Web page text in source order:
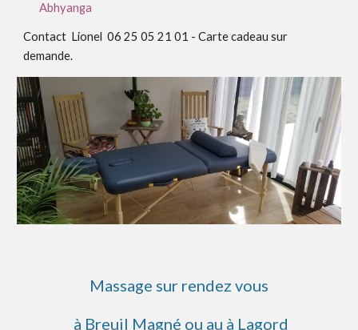
Abhyanga
Contact Lionel 06 25 05 21 01 - Carte cadeau sur
demande.
Massage sur rendez vous
à Breuil Magné ou au à Lagord